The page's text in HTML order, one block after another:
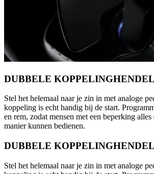
DUBBELE
Stel het helemaal naar je zin in met analoge
koppeling is echt handig bij de start.
en rem, zodat mensen met een beperking alles
manier kunnen bedienen.
DUBBELE
Stel het helemaal naar je zin in met analoge